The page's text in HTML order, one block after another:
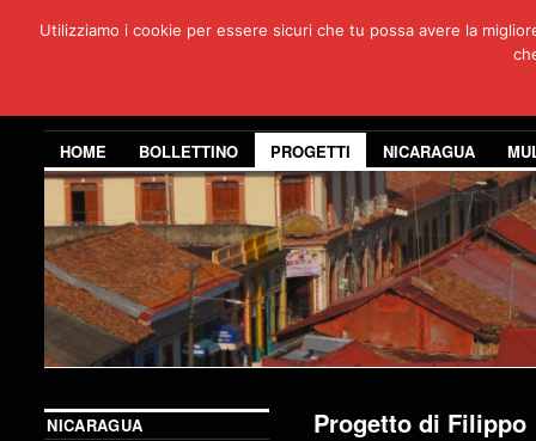
HOME BOLLETTINO PROGETTI NICARAGUA
Progetto di Filippo
NICARAGUA
Utilizziamo i cookie per essere sicuri che tu possa avere la